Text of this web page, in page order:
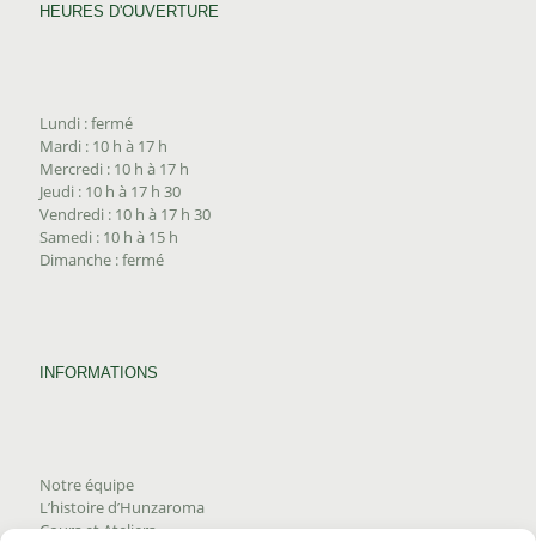
HEURES D'OUVERTURE
Lundi : fermé
Mardi : 10 h à 17 h
Mercredi : 10 h à 17 h
Jeudi : 10 h à 17 h 30
Vendredi : 10 h à 17 h 30
Samedi : 10 h à 15 h
Dimanche : fermé
INFORMATIONS
Notre équipe
L’histoire d’Hunzaroma
Cours et Ateliers